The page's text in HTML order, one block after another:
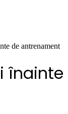
de antrenament
înainte